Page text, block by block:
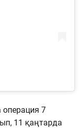
7
11 қаңтарда